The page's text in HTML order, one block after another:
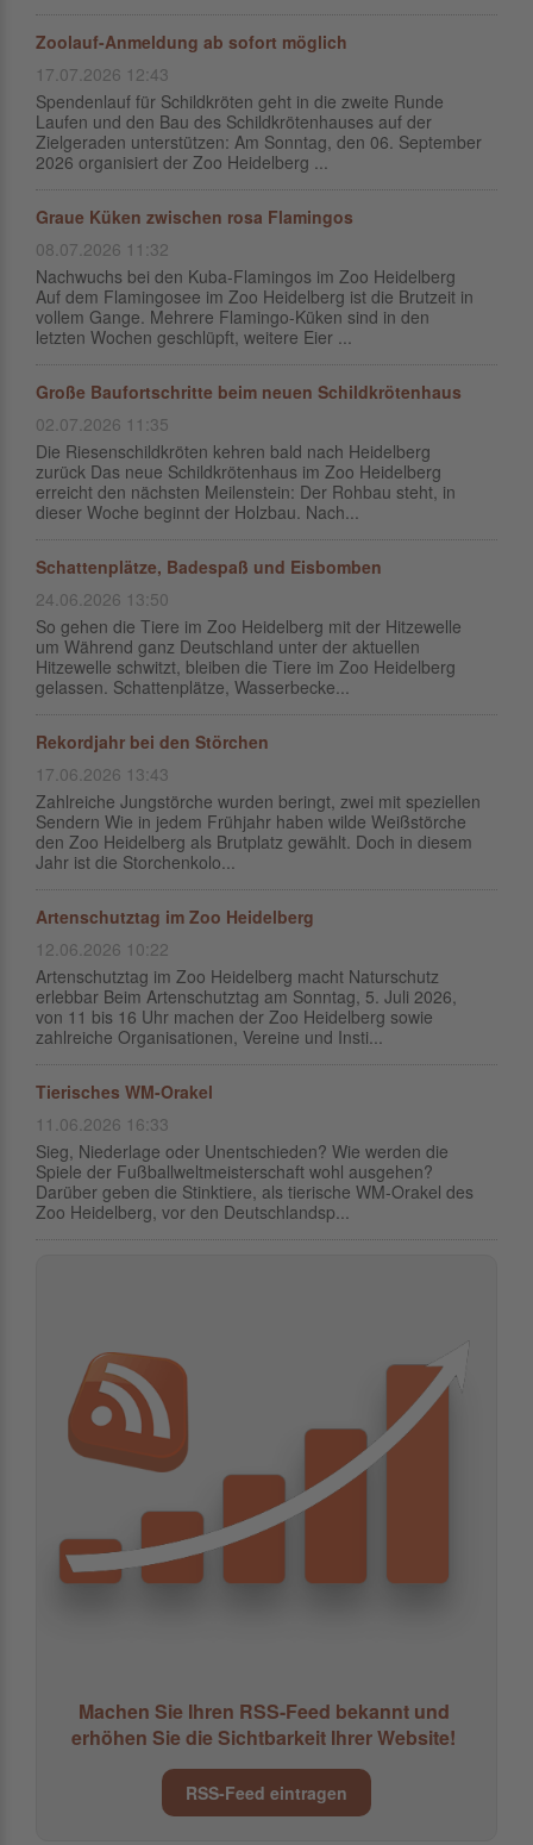
Zoolauf-Anmeldung ab sofort möglich
17.07.2026 12:43
Spendenlauf für Schildkröten geht in die zweite Runde
Laufen und den Bau des Schildkrötenhauses auf der
Zielgeraden unterstützen: Am Sonntag, den 06. September
2026 organisiert der Zoo Heidelberg ...
Graue Küken zwischen rosa Flamingos
08.07.2026 11:32
Nachwuchs bei den Kuba-Flamingos im Zoo Heidelberg
Auf dem Flamingosee im Zoo Heidelberg ist die Brutzeit in
vollem Gange. Mehrere Flamingo-Küken sind in den
letzten Wochen geschlüpft, weitere Eier ...
Große Baufortschritte beim neuen Schildkrötenhaus
02.07.2026 11:35
Die Riesenschildkröten kehren bald nach Heidelberg
zurück Das neue Schildkrötenhaus im Zoo Heidelberg
erreicht den nächsten Meilenstein: Der Rohbau steht, in
dieser Woche beginnt der Holzbau. Nach...
Schattenplätze, Badespaß und Eisbomben
24.06.2026 13:50
So gehen die Tiere im Zoo Heidelberg mit der Hitzewelle
um Während ganz Deutschland unter der aktuellen
Hitzewelle schwitzt, bleiben die Tiere im Zoo Heidelberg
gelassen. Schattenplätze, Wasserbecke...
Rekordjahr bei den Störchen
17.06.2026 13:43
Zahlreiche Jungstörche wurden beringt, zwei mit speziellen
Sendern Wie in jedem Frühjahr haben wilde Weißstörche
den Zoo Heidelberg als Brutplatz gewählt. Doch in diesem
Jahr ist die Storchenkolo...
Artenschutztag im Zoo Heidelberg
12.06.2026 10:22
Artenschutztag im Zoo Heidelberg macht Naturschutz
erlebbar Beim Artenschutztag am Sonntag, 5. Juli 2026,
von 11 bis 16 Uhr machen der Zoo Heidelberg sowie
zahlreiche Organisationen, Vereine und Insti...
Tierisches WM-Orakel
11.06.2026 16:33
Sieg, Niederlage oder Unentschieden? Wie werden die
Spiele der Fußballweltmeisterschaft wohl ausgehen?
Darüber geben die Stinktiere, als tierische WM-Orakel des
Zoo Heidelberg, vor den Deutschlandsp...
Machen Sie Ihren RSS-Feed bekannt und
erhöhen Sie die Sichtbarkeit Ihrer Website!
RSS-Feed eintragen